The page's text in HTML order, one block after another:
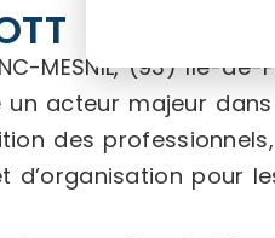
MESNIL, (93) Ile-de-
acteur majeur
des
d’organisation pour